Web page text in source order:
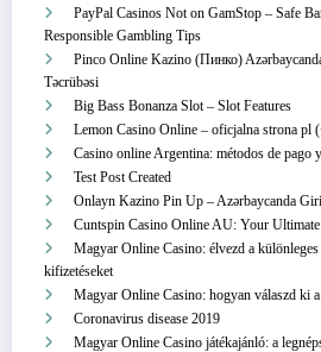
PayPal Casinos Not on GamStop – Safe
Responsible Gambling Tips
Pinco Online Kazino (Пинко)
Təcrübəsi
Big Bass Bonanza Slot – Slot Features
Lemon Casino Online – oficjalna strona pl
Casino online Argentina: métodos de pago
Test Post Created
Onlayn Kazino Pin Up – Azərbaycanda
Cuntspin Casino Online AU: Your
Magyar Online Casino: élvezd a
kifizetéseket
Magyar Online Casino: hogyan válaszd ki
Coronavirus disease 2019
Magyar Online Casino játékajánló: a